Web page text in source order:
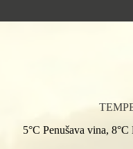
5°C Penušava vina,